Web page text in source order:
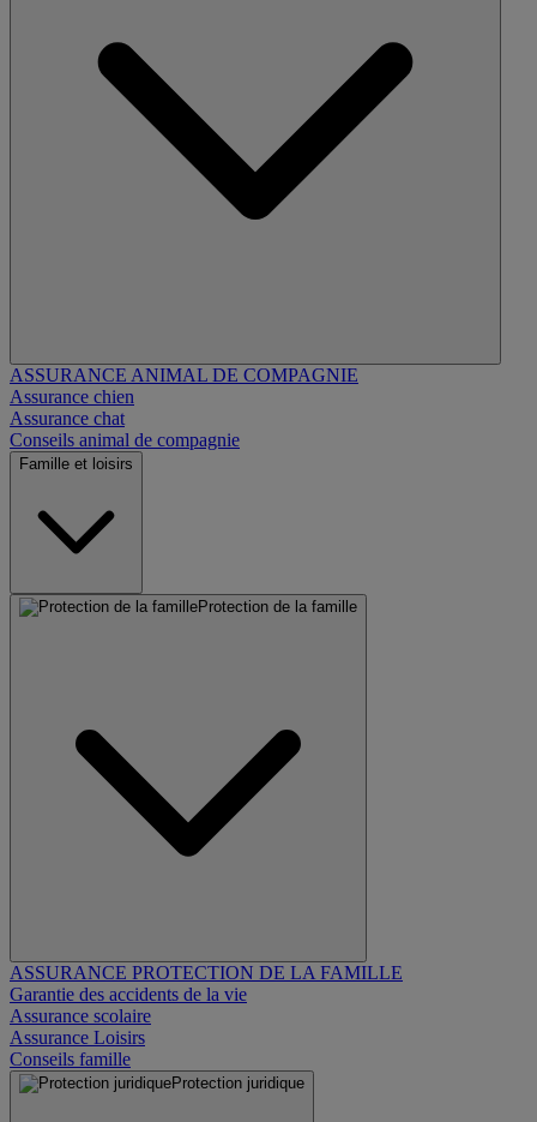
ASSURANCE ANIMAL DE COMPAGNIE
Assurance chien
Assurance chat
Conseils animal de compagnie
Famille et loisirs
Protection de la famille
ASSURANCE PROTECTION DE LA FAMILLE
Garantie des accidents de la vie
Assurance scolaire
Assurance Loisirs
Conseils famille
Protection juridique